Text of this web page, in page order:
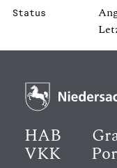
Status
HAB
VKK